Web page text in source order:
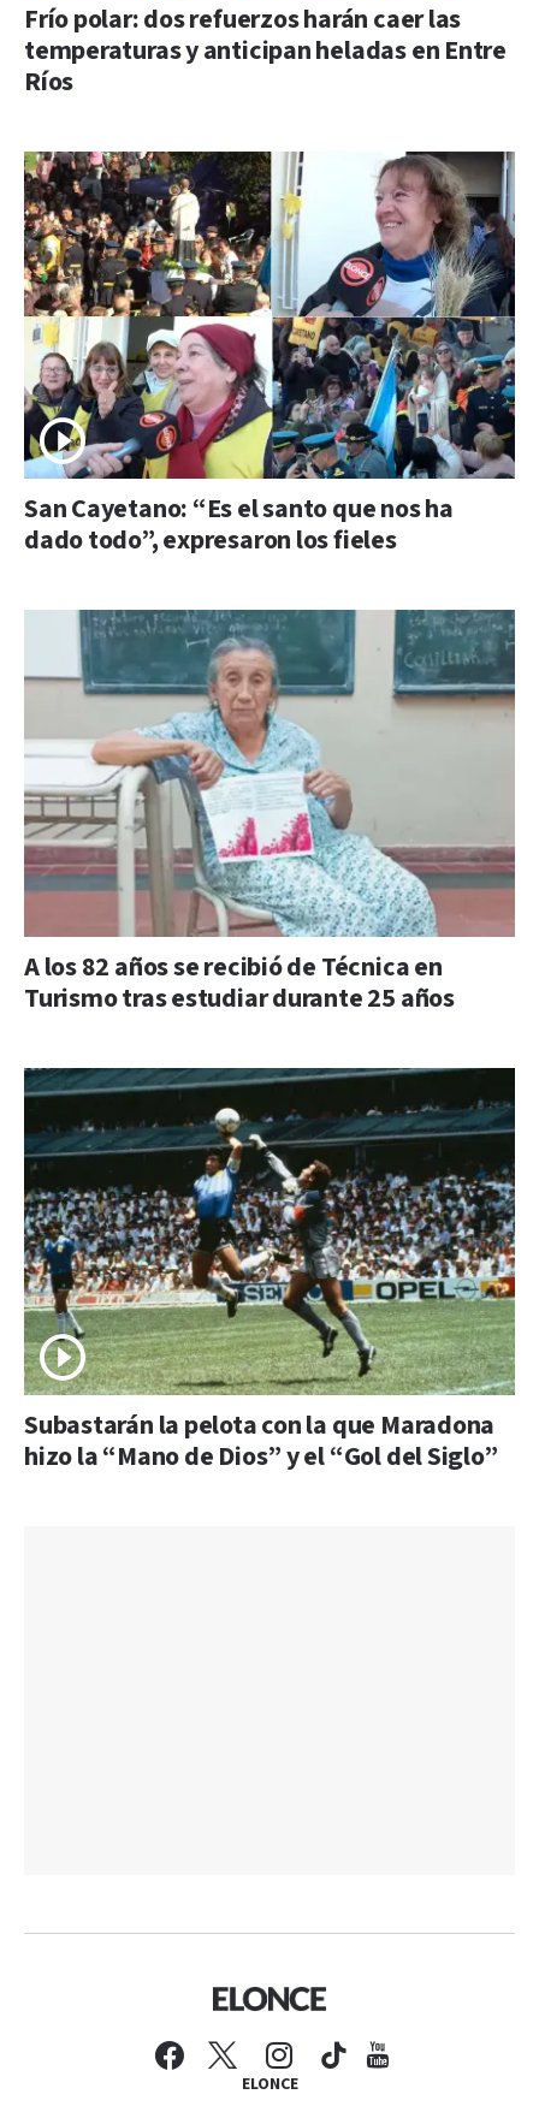
Frío polar: dos refuerzos harán caer las
temperaturas y anticipan heladas en Entre
Ríos
San Cayetano: “Es el santo que nos ha
dado todo”, expresaron los fieles
A los 82 años se recibió de Técnica en
Turismo tras estudiar durante 25 años
Subastarán la pelota con la que Maradona
hizo la “Mano de Dios” y el “Gol del Siglo”
ELONCE